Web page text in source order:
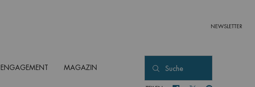
NEWSLETTER
ENGAGEMENT MAGAZIN Suche